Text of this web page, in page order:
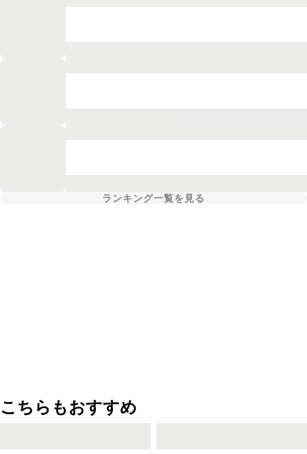
ランキング一覧を見る
こちらもおすすめ